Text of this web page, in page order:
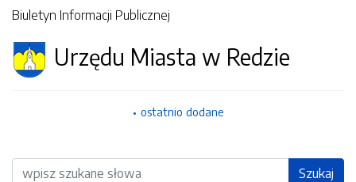
Biuletyn Informacji Publicznej
Urzędu Miasta w Redzie
ostatnio dodane
Wyszukiwarka Szukaj